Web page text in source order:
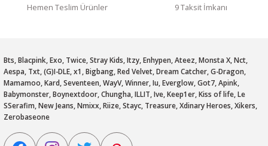
Hemen Teslim Ürünler 9 Taksit İmkanı
Bts, Blacpink, Exo, Twice, Stray Kids, Itzy, Enhypen, Ateez, Monsta X, Nct,
Aespa, Txt, (G)I-DLE, x1, Bigbang, Red Velvet, Dream Catcher, G-Dragon,
Mamamoo, Kard, Seventeen, WayV, Winner, Iu, Everglow, Got7, Apink,
Babymonster, Boynextdoor, Chungha, ILLIT, Ive, Keep1er, Kiss of life, Le
SSerafim, New Jeans, Nmixx, Riize, Stayc, Treasure, Xdinary Heroes, Xikers,
Zerobaseone